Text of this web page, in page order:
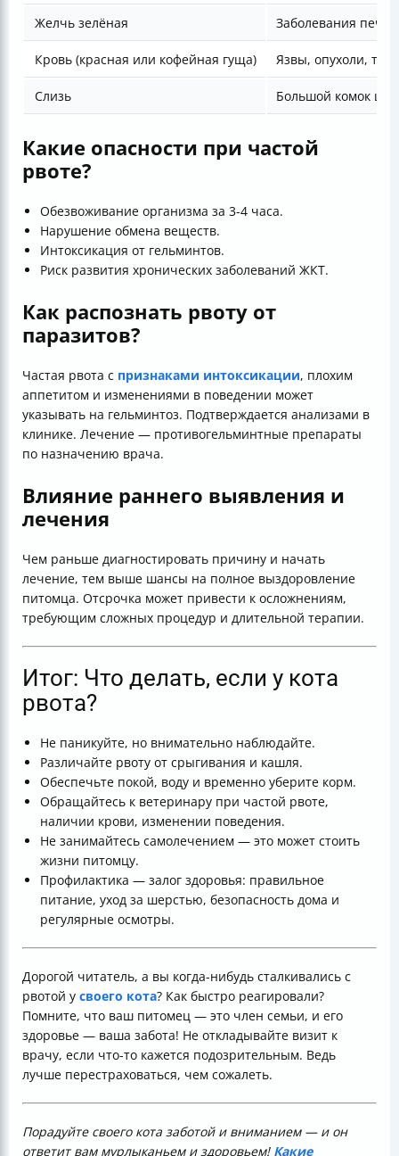
Желчь зелёная Заболевания
Кровь (красная или кофейная гуща) Язвы, опухоли,
Слизь Большой комок
Какие опасности при частой
рвоте?
Обезвоживание организма за 3-4 часа.
Нарушение обмена веществ.
Интоксикация от гельминтов.
Риск развития хронических заболеваний ЖКТ.
Как распознать рвоту от
паразитов?
Частая рвота с признаками интоксикации, плохим
аппетитом и изменениями в поведении может
указывать на гельминтоз. Подтверждается анализами в
клинике. Лечение — противогельминтные препараты
по назначению врача.
Влияние раннего выявления и
лечения
Чем раньше диагностировать причину и начать
лечение, тем выше шансы на полное выздоровление
питомца. Отсрочка может привести к осложнениям,
требующим сложных процедур и длительной терапии.
Итог: Что делать, если у кота
рвота?
Не паникуйте, но внимательно наблюдайте.
Различайте рвоту от срыгивания и кашля.
Обеспечьте покой, воду и временно уберите корм.
Обращайтесь к ветеринару при частой рвоте,
наличии крови, изменении поведения.
Не занимайтесь самолечением — это может стоить
жизни питомцу.
Профилактика — залог здоровья: правильное
питание, уход за шерстью, безопасность дома и
регулярные осмотры.
Дорогой читатель, а вы когда-нибудь сталкивались с
рвотой у своего кота? Как быстро реагировали?
Помните, что ваш питомец — это член семьи, и его
здоровье — ваша забота! Не откладывайте визит к
врачу, если что-то кажется подозрительным. Ведь
лучше перестраховаться, чем сожалеть.
Порадуйте своего кота заботой и вниманием — и он
ответит вам мурлыканьем и здоровьем! Какие